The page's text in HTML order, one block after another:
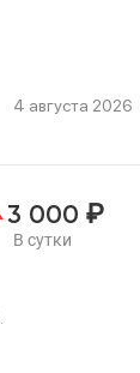
4 августа 2026
3 000 ₽
В сутки